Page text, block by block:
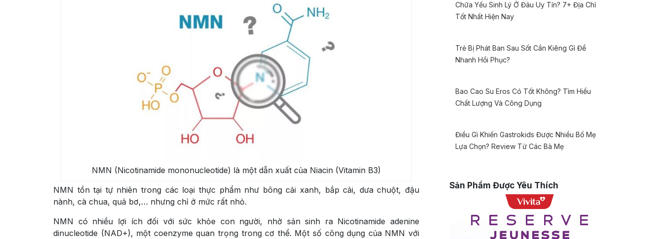
NMN (Nicotinamide mononucleotide) là một dẫn xuất của Niacin (Vitamin B3)
NMN tồn tại tự nhiên trong các loại thực phẩm như bông cải xanh, bắp cải, dưa chuột, đậu
nành, cà chua, quả bơ,… nhưng chỉ ở mức rất nhỏ.
NMN có nhiều lợi ích đối với sức khỏe con người, nhờ sản sinh ra Nicotinamide adenine
dinucleotide (NAD+), một coenzyme quan trọng trong cơ thể. Một số công dụng của NMN với
Chữa Yếu Sinh Lý Ở Đâu Uy Tín? 7+ Địa Chỉ
Tốt Nhất Hiện Nay
Trẻ Bị Phát Ban Sau Sốt Cần Kiêng Gì Để
Nhanh Hồi Phục?
Bao Cao Su Eros Có Tốt Không? Tìm Hiểu
Chất Lượng Và Công Dụng
Điều Gì Khiến Gastrokids Được Nhiều Bố Mẹ
Lựa Chọn? Review Từ Các Bà Mẹ
Sản Phẩm Được Yêu Thích